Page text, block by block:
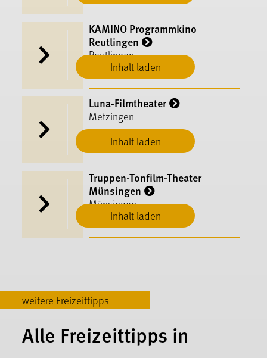
Inhalt laden
KAMINO Programmkino
Reutlingen
Reutlingen
Inhalt laden
Luna-Filmtheater
Metzingen
Inhalt laden
Truppen-Tonfilm-Theater
Münsingen
Münsingen
weitere Freizeittipps
Alle Freizeittipps in